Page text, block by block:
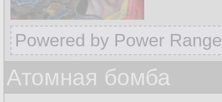
Powered by Power
Атомная бомба